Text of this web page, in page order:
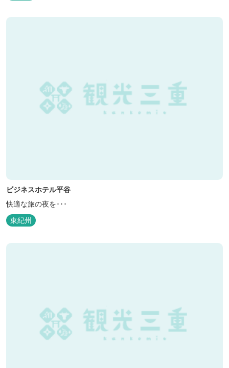
ビジネスホテル平谷
快適な旅の夜を･･･
東紀州